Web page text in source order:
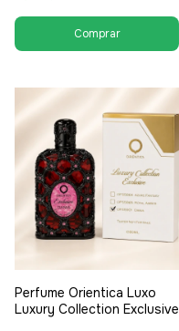
Perfume Orientica Luxo
Luxury Collection Exclusive